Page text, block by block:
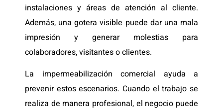
instalaciones y áreas de atención al cliente.
Además, una gotera visible puede dar una mala
impresión y generar molestias para
colaboradores, visitantes o clientes.
La impermeabilización comercial ayuda a
prevenir estos escenarios. Cuando el trabajo se
realiza de manera profesional, el negocio puede